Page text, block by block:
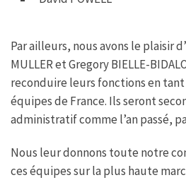
Par ailleurs, nous avons le plaisir
MULLER et Gregory BIELLE-
reconduire leurs fonctions en
équipes de France. Ils seront
administratif comme l’an passé,
Nous leur donnons toute notre
ces équipes sur la plus haute